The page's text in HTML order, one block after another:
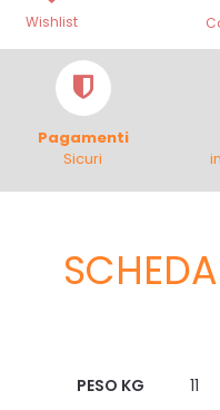
Wishlist
Pagamenti
Sicuri
PESO KG
11